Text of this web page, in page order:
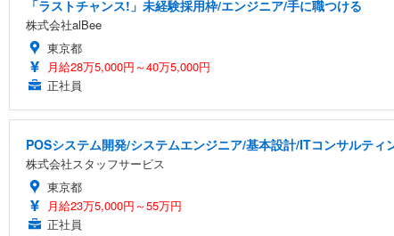
「ラストチャンス!」未経験採用枠/エンジニア/手に職つける
株式会社alBee
東京都
月給28万5,000円～40万5,000円
正社員
POSシステム開発/システムエンジニア/基本設計/ITコンサルティ
株式会社スタッフサービス
東京都
月給23万5,000円～55万円
正社員